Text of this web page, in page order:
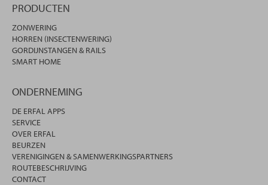
PRODUCTEN
ZONWERING
HORREN (INSECTENWERING)
GORDIJNSTANGEN & RAILS
SMART HOME
ONDERNEMING
DE ERFAL APPS
SERVICE
OVER ERFAL
BEURZEN
VERENIGINGEN & SAMENWERKINGSPARTNERS
ROUTEBESCHRIJVING
CONTACT